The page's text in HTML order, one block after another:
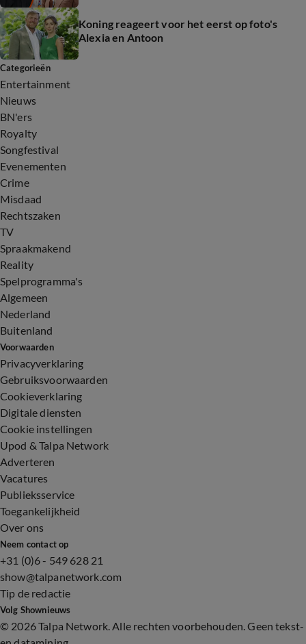
Koning reageert voor het eerst op foto's
Alexia en Antoon
Categorieën
Entertainment
Nieuws
BN'ers
Royalty
Songfestival
Evenementen
Crime
Misdaad
Rechtszaken
TV
Spraakmakend
Reality
Spelprogramma's
Algemeen
Nederland
Buitenland
Voorwaarden
Privacyverklaring
Gebruiksvoorwaarden
Cookieverklaring
Digitale diensten
Cookie instellingen
Upod & Talpa Network
Adverteren
Vacatures
Publieksservice
Toegankelijkheid
Over ons
Neem contact op
+31 (0)6 - 549 628 21
show@talpanetwork.com
Tip de redactie
Volg Shownieuws
© 2026 Talpa Network. Alle rechten voorbehouden. Geen tekst-